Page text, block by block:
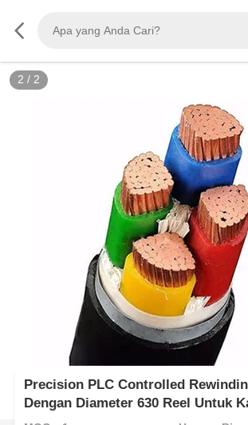
2 / 2
Precision PLC Controlled
Dengan Diameter 630 Reel Untuk
Otomatis